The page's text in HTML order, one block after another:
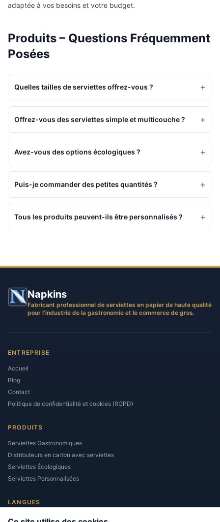
adaptée à vos besoins et votre budget.
Produits – Questions Fréquemment
Posées
Quelles tailles de serviettes offrez-vous ? +
Offrez-vous des serviettes simple et multicouche ? +
Avez-vous des options écologiques ? +
Puis-je commander des petites quantités ? +
Tous les produits peuvent-ils être personnalisés ? +
Napkins
Fabricant professionnel de serviettes en papier de haute qualité
pour l'industrie de la gastronomie et le commerce de gros.
ENTREPRISE
Accueil
Blog
Contact
Politique de confidentialité et cookies (RGPD)
PRODUITS
Serviettes Gastronomiques
Distributeurs en carton avec serviettes
Serviettes Écologiques
Serviettes Personnalisées
LANGUES